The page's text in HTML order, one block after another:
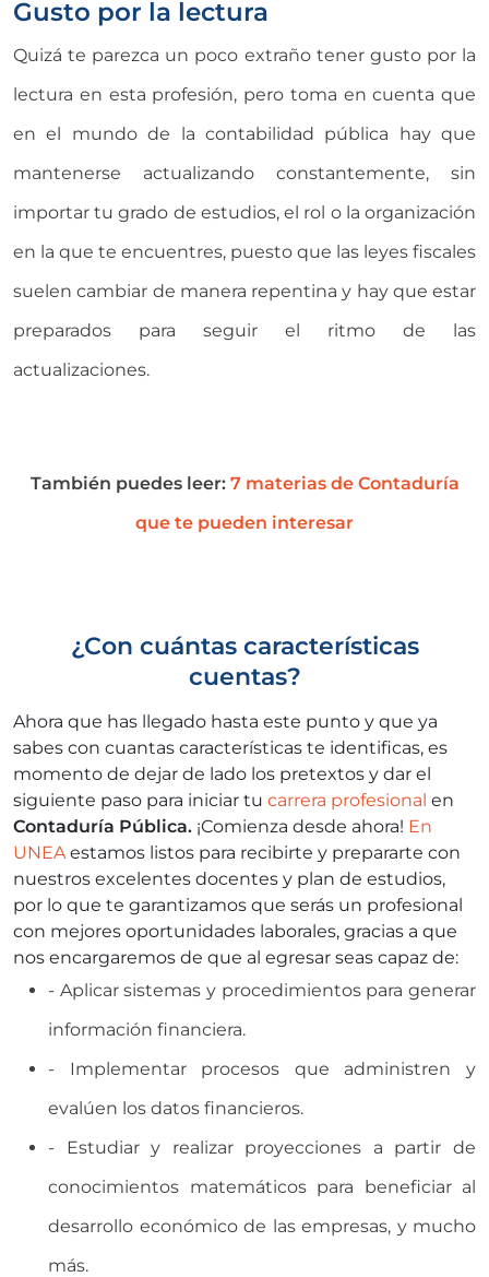
Gusto por la lectura
Quizá te parezca un poco extraño tener gusto por la
lectura en esta profesión, pero toma en cuenta que
en el mundo de la contabilidad pública hay que
mantenerse actualizando constantemente, sin
importar tu grado de estudios, el rol o la organización
en la que te encuentres, puesto que las leyes fiscales
suelen cambiar de manera repentina y hay que estar
preparados para seguir el ritmo de las
actualizaciones.
También puedes leer: 7 materias de Contaduría
que te pueden interesar
¿Con cuántas características
cuentas?
Ahora que has llegado hasta este punto y que ya
sabes con cuantas características te identificas, es
momento de dejar de lado los pretextos y dar el
siguiente paso para iniciar tu carrera profesional en
Contaduría Pública. ¡Comienza desde ahora! En
UNEA estamos listos para recibirte y prepararte con
nuestros excelentes docentes y plan de estudios,
por lo que te garantizamos que serás un profesional
con mejores oportunidades laborales, gracias a que
nos encargaremos de que al egresar seas capaz de:
- Aplicar sistemas y procedimientos para generar
información financiera.
- Implementar procesos que administren y
evalúen los datos financieros.
- Estudiar y realizar proyecciones a partir de
conocimientos matemáticos para beneficiar al
desarrollo económico de las empresas, y mucho
más.